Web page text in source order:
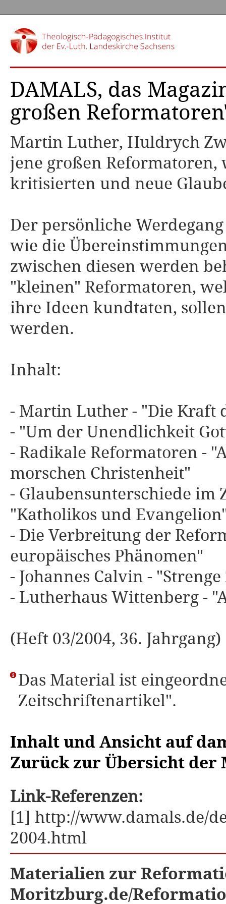
DAMALS, das
großen
Mar­tin Lu­ther, Huld­rych
jene großen Reformatoren,
kritisierten und neue
Der persönliche
wie die
zwischen diesen werden
"kleinen" Reformatoren,
ihre Ideen kundtaten,
werden.
Inhalt:
- Martin Luther - "Die Kraft
- "Um der Unendlichkeit
- Radikale Reformatoren -
morschen Christenheit"
- Glaubensunterschiede im
"Katholikos und
- Die Verbreitung der
europäisches Phänomen"
- Johannes Calvin -
- Lutherhaus Wittenberg -
(Heft 03/2004, 36. Jahrgang)
Das Material ist
Zeitschriftenartikel".
Inhalt und Ansicht auf
Zurück zur Übersicht der
Link-Referenzen:
[1] http://www.damals.de/
2004.html
Materialien zur
Moritzburg.de/